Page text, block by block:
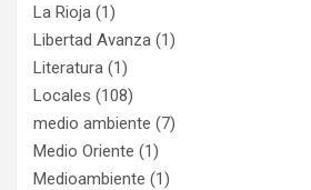
La Rioja (1)
Libertad Avanza (1)
Literatura (1)
Locales (108)
medio ambiente (7)
Medio Oriente (1)
Medioambiente (1)